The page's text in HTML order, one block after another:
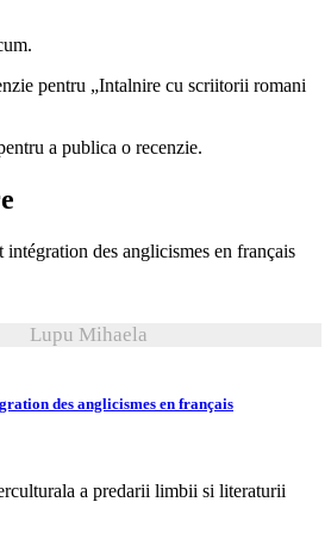
pentru „Intalnire cu scriitorii romani
a publica o recenzie.
Lupu Mihaela
des anglicismes en français